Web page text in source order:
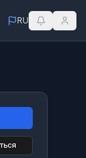
RU